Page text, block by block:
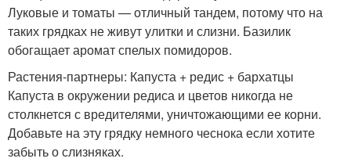
Луковые и томаты — отличный тандем, потому что на
таких грядках не живут улитки и слизни. Базилик
обогащает аромат спелых помидоров.
Растения-партнеры: Капуста + редис + бархатцы
Капуста в окружении редиса и цветов никогда не
столкнется с вредителями, уничтожающими ее корни.
Добавьте на эту грядку немного чеснока если хотите
забыть о слизняках.